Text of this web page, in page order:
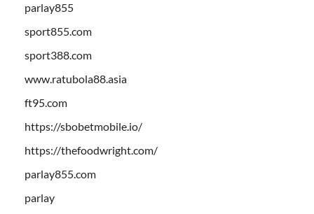
parlay855
sport855.com
sport388.com
www.ratubola88.asia
ft95.com
https://sbobetmobile.io/
https://thefoodwright.com/
parlay855.com
parlay